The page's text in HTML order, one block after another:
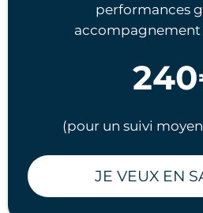
performances
accompagnement
(pour un suivi
JE VEUX EN